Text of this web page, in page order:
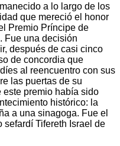
a lo largo de los
que mereció el honor
Premio Príncipe de
Fue una decisión
después de casi cinco
de concordia que
al reencuentro con sus
las puertas de su
este premio había sido
histórico: la
a una sinagoga. Fue el
sefardí Tifereth Israel de